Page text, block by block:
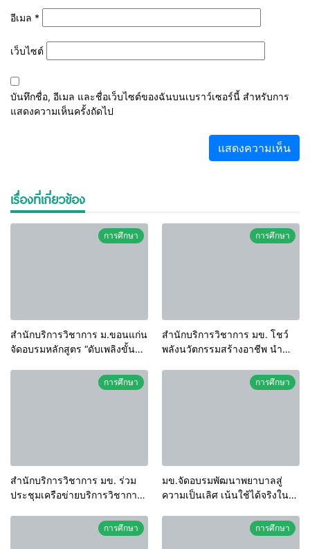
อีเมล *
เว็บไซต์
บันทึกชื่อ, อีเมล และชื่อเว็บไซต์ของฉันบนเบราว์เซอร์นี้ สำหรับการ
แสดงความเห็นครั้งถัดไป
เรื่องที่เกี่ยวข้อง
การศึกษา
สำนักบริการวิชาการ ม.ขอนแก่น
จัดอบรมหลักสูตร “ดับเพลิงขั้น
ท้องถิ่นรับมืออัคคีภัยตาม
การศึกษา
สำนักบริการวิชาการ มข. โชว์
พลังนวัตกรรมสร้างอาชีพ นำ
ชาติ NCPD 2026 เปลี่ยน “ผ้า
การศึกษา
สำนักบริการวิชาการ มข. ร่วม
ประชุมเครือข่ายบริการวิชาการ
สร้างเครือข่ายและยกระดับงาน
การศึกษา
มข.จัดอบรมพัฒนาพยาบาลสู่
ความเป็นเลิศ เน้นใช้ได้จริงใน
การศึกษา การศึกษา